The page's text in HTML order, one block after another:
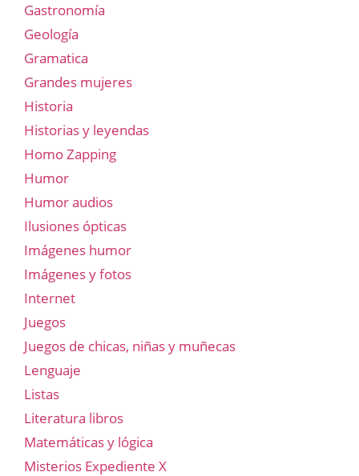
Gastronomía
Geología
Gramatica
Grandes mujeres
Historia
Historias y leyendas
Homo Zapping
Humor
Humor audios
Ilusiones ópticas
Imágenes humor
Imágenes y fotos
Internet
Juegos
Juegos de chicas, niñas y muñecas
Lenguaje
Listas
Literatura libros
Matemáticas y lógica
Misterios Expediente X